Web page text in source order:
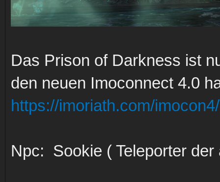
Das Prison of Darkness ist
den neuen Imoconnect 4.0
https://imoriath.com/
Npc: Sookie ( Teleporter